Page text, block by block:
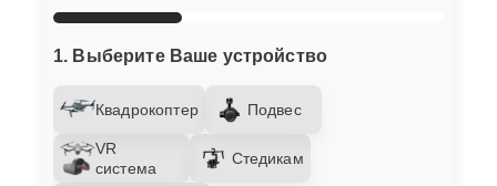
1. Выберите Ваше устройство
Квадрокоптер Подвес
VR
система
Стедикам